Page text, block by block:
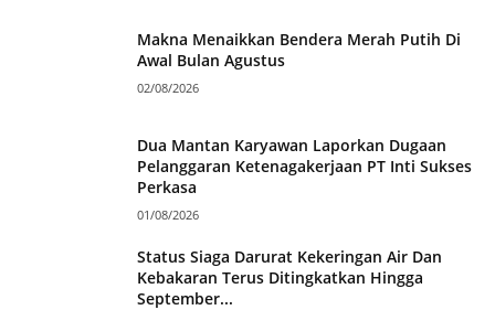
Makna Menaikkan Bendera Merah Putih Di
Awal Bulan Agustus
02/08/2026
Dua Mantan Karyawan Laporkan Dugaan
Pelanggaran Ketenagakerjaan PT Inti Sukses
Perkasa
01/08/2026
Status Siaga Darurat Kekeringan Air Dan
Kebakaran Terus Ditingkatkan Hingga
September...